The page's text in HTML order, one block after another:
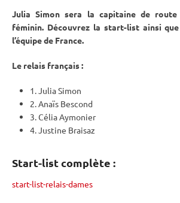
Julia Simon sera la capitaine de
féminin. Découvrez la start-list ainsi
l’équipe de France.
Le relais français :
1. Julia Simon
2. Anaïs Bescond
3. Célia Aymonier
4. Justine Braisaz
Start-list complète :
start-list-relais-dames